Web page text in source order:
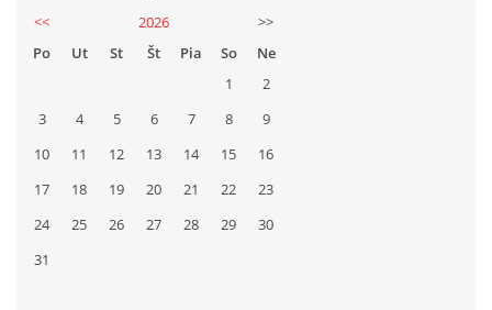
<<
2026
>>
Po
Ut St Št Pia So
Ne
1
2
3
4 5 6 7 8
9
10
11 12 13 14 15
16
17
18 19 20 21 22
23
24
25 26 27 28 29
30
31